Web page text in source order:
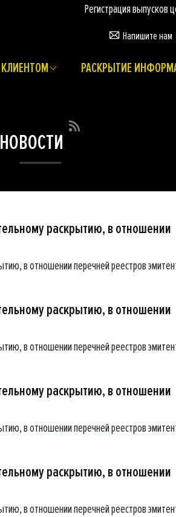
Регистрация выпусков
Напишите нам
КЛИЕНТОМ РАСКРЫТИЕ
НОВОСТИ
раскрытию, в отношении
в отношении перечней реестров
раскрытию, в отношении
в отношении перечней реестров
раскрытию, в отношении
в отношении перечней реестров
раскрытию, в отношении
в отношении перечней реестров